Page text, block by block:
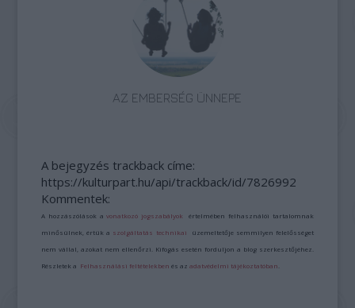
AZ EMBERSÉG ÜNNEPE
A bejegyzés trackback címe:
https://kulturpart.hu/api/trackback/id/7826992
Kommentek:
A hozzászólások avonatkozó jogszabályok értelmében felhasználói tartalomnak
minősülnek, értük a szolgáltatás technikai üzemeltetője semmilyen felelősséget
nem vállal, azokat nem ellenőrzi. Kifogás esetén forduljon a blog szerkesztőjéhez.
Részletek a Felhasználási feltételekben és azadatvédelmi tájékoztatóban